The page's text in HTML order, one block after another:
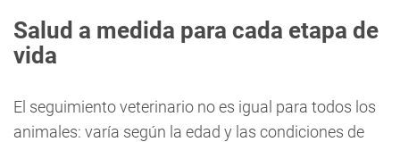
Salud a medida para cada etapa de
vida
El seguimiento veterinario no es igual para todos los
animales: varía según la edad y las condiciones de